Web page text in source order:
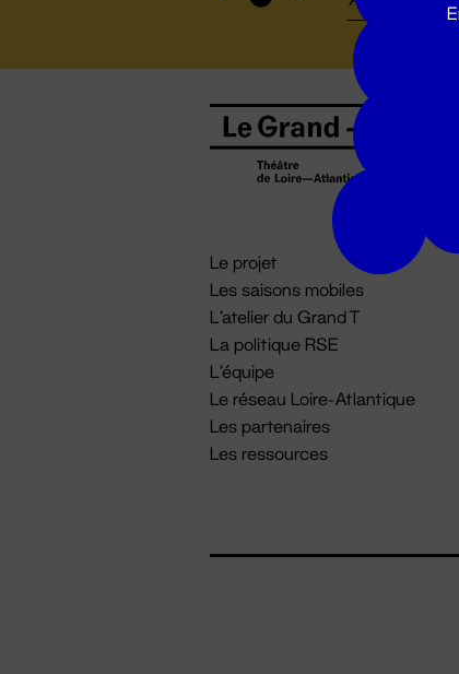
Le projet
Les saisons mobiles
L'atelier du Grand T
La politique RSE
L'équipe
Le réseau Loire-Atlantique
Les partenaires
Les ressources